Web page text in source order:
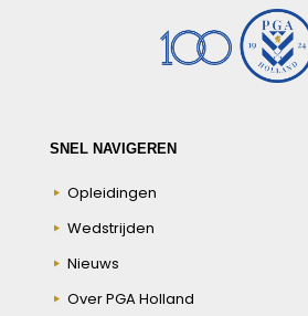
SNEL NAVIGEREN
Opleidingen
Wedstrijden
Nieuws
Over PGA Holland